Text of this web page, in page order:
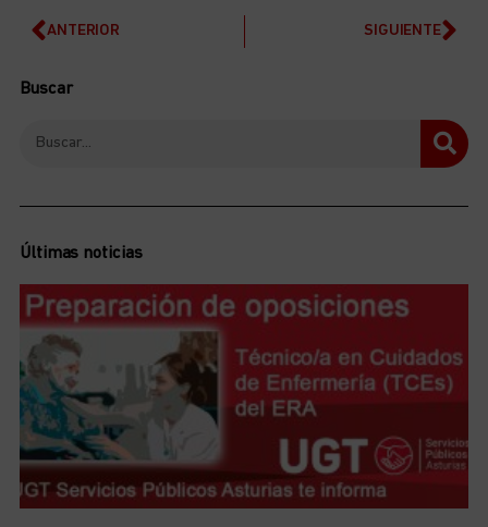
ANTERIOR SIGUIENTE
Buscar
Últimas noticias